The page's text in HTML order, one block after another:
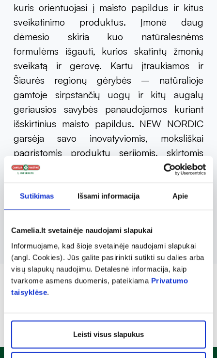
Sutikimas Išsami informacija Apie
Camelia.lt svetainėje naudojami slapukai
Informuojame, kad šioje svetainėje naudojami slapukai
(angl. Cookies). Jūs galite pasirinkti sutikti su dalies arba
visų slapukų naudojimu. Detalesnė informacija, kaip
tvarkome asmens duomenis, pateikiama Privatumo
taisyklėse.
Leisti visus slapukus
kuris orientuojasi į maisto papildus ir kitus
sveikatinimo produktus. Įmonė daug
dėmesio skiria kuo natūralesnėms
formulėms išgauti, kurios skatintų žmonių
sveikatą ir gerovę. Kartu įtraukiamos ir
Šiaurės regionų gėrybės – natūralioje
gamtoje sirpstančių uogų ir kitų augalų
geriausios savybės panaudojamos kuriant
išskirtinius maisto papildus. NEW NORDIC
garsėja savo inovatyviomis, moksliškai
pagrįstomis produktų serijomis, skirtomis
svorio kontrolės, grožio ir bendros sveikatos
aukštos kokybės, tvarius produktus,
remiantis atsakingu žaliavų ūkiu ir gamtai
draugiškais gamybos procesais.